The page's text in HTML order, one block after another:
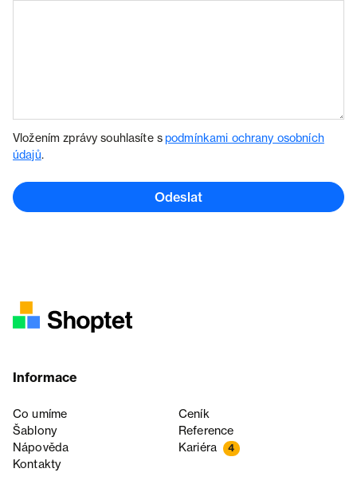
Vložením zprávy souhlasíte spodmínkami ochrany osobních
údajů.
Odeslat
Informace
Co umíme
Ceník
Šablony
Reference
Nápověda
Kariéra 4
Kontakty